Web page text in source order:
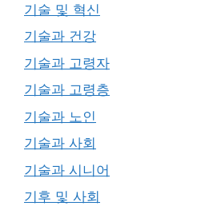
기술 및 혁신
기술과 건강
기술과 고령자
기술과 고령층
기술과 노인
기술과 사회
기술과 시니어
기후 및 사회